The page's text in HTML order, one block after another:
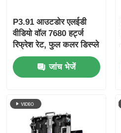
P3.91 आउटडोर एलईडी
वीडियो वॉल 7680 हर्ट्ज
रिफ्रेश रेट, फुल कलर डिस्प्ले
और कॉन्सर्ट और स्टेज इवेंट्स
के लिए IP65 सुरक्षा के साथ
जांच भेजें